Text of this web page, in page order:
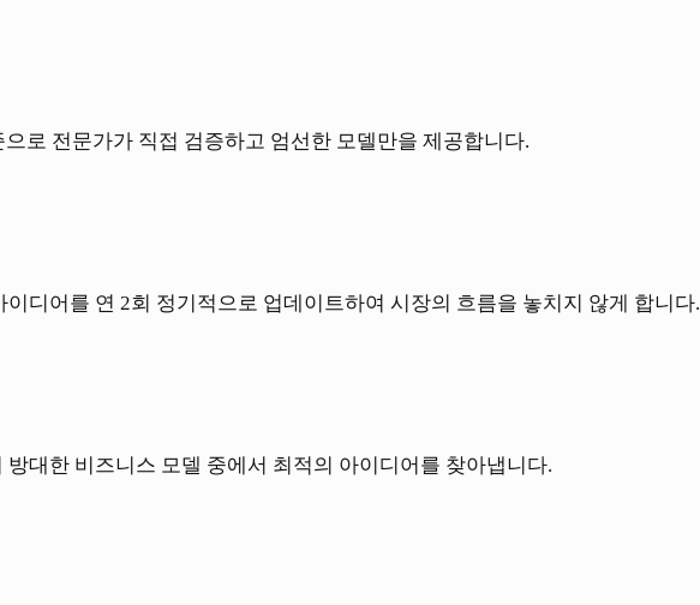
로 전문가가 직접 검증하고 엄선한 모델만을 제공합니다.
이디어를 연 2회 정기적으로 업데이트하여 시장의 흐름을 놓치지 않게 합니다.
대한 비즈니스 모델 중에서 최적의 아이디어를 찾아냅니다.